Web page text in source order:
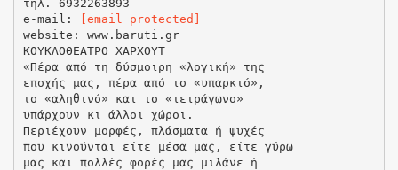
[email protected]
website: www.baruti.gr
ΚΟΥΚΛΟΘΕΑΤΡΟ ΧΑΡΧΟΥΤ
«Πέρα από τη δύσμοιρη «λογική» της
εποχής μας, πέρα από το «υπαρκτό»,
το «αληθινό» και το «τετράγωνο»
υπάρχουν κι άλλοι χώροι.
Περιέχουν μορφές, πλάσματα ή ψυχές
που κινούνται είτε μέσα μας, είτε γύρω
μας και πολλές φορές μας μιλάνε ή